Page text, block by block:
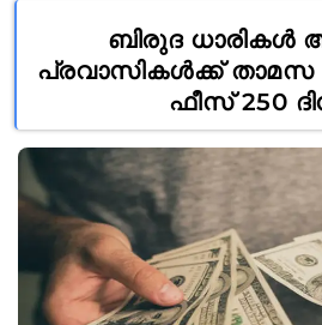
ബിരുദ ധാരികൾ
പ്രവാസികൾക്ക്
ഫീസ് 250